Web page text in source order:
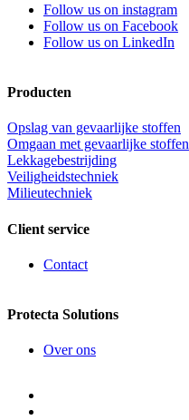
Follow us on instagram
Follow us on Facebook
Follow us on LinkedIn
Producten
Opslag van gevaarlijke stoffen
Omgaan met gevaarlijke stoffen
Lekkagebestrijding
Veiligheidstechniek
Milieutechniek
Client service
Contact
Protecta Solutions
Over ons